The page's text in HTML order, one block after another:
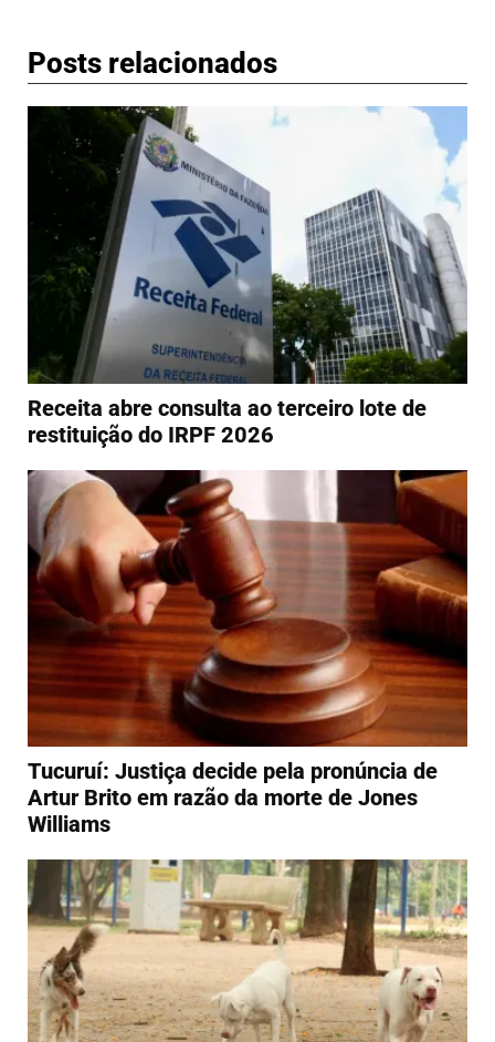
Posts relacionados
Receita abre consulta ao terceiro lote de
restituição do IRPF 2026
Tucuruí: Justiça decide pela pronúncia de
Artur Brito em razão da morte de Jones
Williams